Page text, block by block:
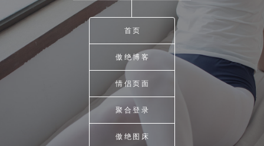
首页
傲绝博客
情侣页面
聚合登录
傲绝图床